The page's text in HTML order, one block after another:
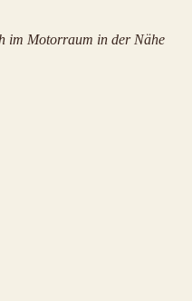
im Motorraum in der Nähe